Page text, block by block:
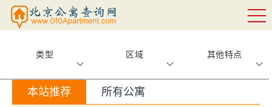
类型 区域 其他特点
本站推荐 所有公寓